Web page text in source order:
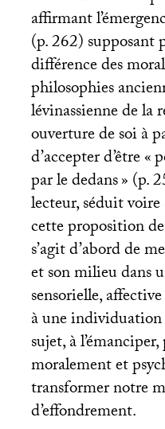
affirmant
(p. 262) supposant
différence des
philosophies
lévinassienne de
ouverture de soi à
d’accepter d’être «
par le dedans» (p.
lecteur, séduit voire
cette proposition
s’agit d’abord de
et son milieu dans
sensorielle,
à une
sujet, à
moralement et
transformer notre
d’effondrement.